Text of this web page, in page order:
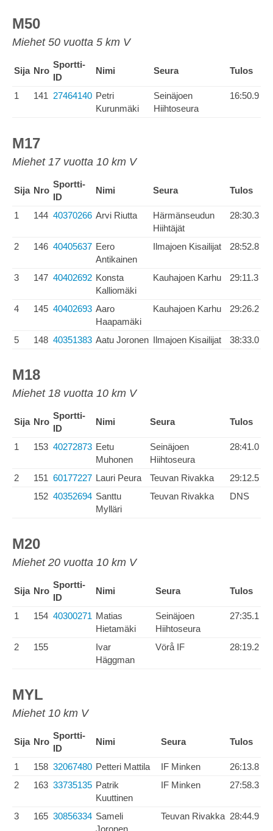
M50
Miehet 50 vuotta 5 km V
Sija Nro
Sportti-
ID
Nimi Seura Tulos
1 141 27464140 Petri
Kurunmäki
Seinäjoen
Hiihtoseura
16:50.9
M17
Miehet 17 vuotta 10 km V
Sija Nro
Sportti-
ID
Nimi Seura Tulos
1 144 40370266 Arvi Riutta
Härmänseudun
Hiihtäjät
28:30.3
2 146 40405637 Eero
Antikainen
Ilmajoen Kisailijat 28:52.8
3 147 40402692 Konsta
Kalliomäki
Kauhajoen Karhu 29:11.3
4 145 40402693 Aaro
Haapamäki
Kauhajoen Karhu 29:26.2
5 148 40351383 Aatu Joronen Ilmajoen Kisailijat 38:33.0
M18
Miehet 18 vuotta 10 km V
Sija Nro
Sportti-
ID
Nimi Seura Tulos
1 153 40272873 Eetu
Muhonen
Seinäjoen
Hiihtoseura
28:41.0
2 151 60177227 Lauri Peura Teuvan Rivakka
29:12.5
152 40352694 Santtu
Mylläri
Teuvan Rivakka DNS
M20
Miehet 20 vuotta 10 km V
Sija Nro
Sportti-
ID
Nimi Seura Tulos
1 154 40300271 Matias
Hietamäki
Seinäjoen
Hiihtoseura
27:35.1
2 155
Ivar
Häggman
Vörå IF 28:19.2
MYL
Miehet 10 km V
Sija Nro
Sportti-
ID
Nimi Seura Tulos
1 158 32067480 Petteri Mattila IF Minken
26:13.8
2
163 33735135 Patrik
Kuuttinen
IF Minken 27:58.3
3 165 30856334 Sameli
Joronen
Teuvan Rivakka 28:44.9